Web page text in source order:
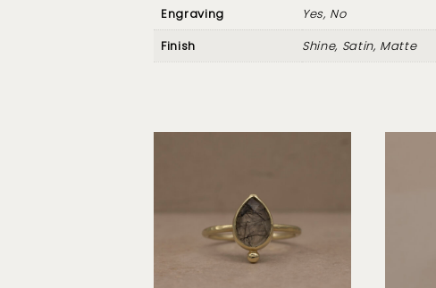
Engraving
Yes, No
Finish
Shine, Satin, Matte